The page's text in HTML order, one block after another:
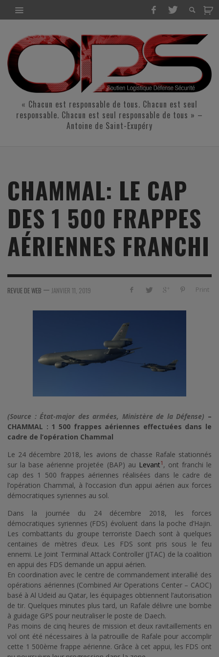
« Chacun est responsable de tous. Chacun est seul
responsable. Chacun est seul responsable de tous » –
Antoine de Saint-Exupéry
CHAMMAL: LE CAP
DES 1 500 FRAPPES
AÉRIENNES FRANCHI
Print
REVUE DE WEB — JANVIER 11, 2019
(Source : État-major des armées, Ministère de la Défense) –
CHAMMAL : 1 500 frappes aériennes effectuées dans le
cadre de l’opération Chammal
Le 24 décembre 2018, les avions de chasse Rafale stationnés
sur la base aérienne projetée (BAP) au Levant1 , ont franchi le
cap des 1 500 frappes aériennes réalisées dans le cadre de
l’opération Chammal, à l’occasion d’un appui aérien aux forces
démocratiques syriennes au sol.
Dans la journée du 24 décembre 2018, les forces
démocratiques syriennes (FDS) évoluent dans la poche d’Hajin.
Les combattants du groupe terroriste Daech sont à quelques
centaines de mètres d’eux. Les FDS sont pris sous le feu
ennemi. Le Joint Terminal Attack Controller (JTAC) de la coalition
en appui des FDS demande un appui aérien.
En coordination avec le centre de commandement interallié des
opérations aériennes (Combined Air Operations Center – CAOC)
basé à Al Udeid au Qatar, les équipages obtiennent l’autorisation
de tir. Quelques minutes plus tard, un Rafale délivre une bombe
à guidage GPS pour neutraliser le poste de Daech.
Pas moins de cinq heures de mission et deux ravitaillements en
vol ont été nécessaires à la patrouille de Rafale pour accomplir
cette 1 500ème frappe aérienne. Grâce à cet appui, les FDS ont